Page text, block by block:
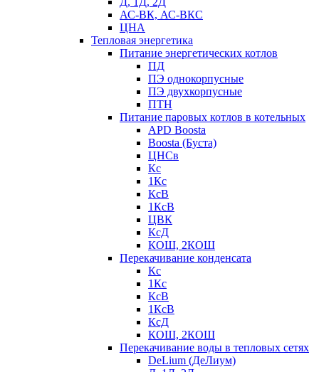
АС-ВК, АС-ВКС
ЦНА
Тепловая энергетика
Питание энергетических котлов
ПД
ПЭ однокорпусные
ПЭ двухкорпусные
ПТН
Питание паровых котлов в котельных
APD Boosta
Boosta (Буста)
ЦНСв
Кс
1Кс
КсВ
1КсВ
ЦВК
КсД
КОШ, 2КОШ
Перекачивание конденсата
Кс
1Кс
КсВ
1КсВ
КсД
КОШ, 2КОШ
Перекачивание воды в тепловых сетях
DeLium (ДеЛиум)